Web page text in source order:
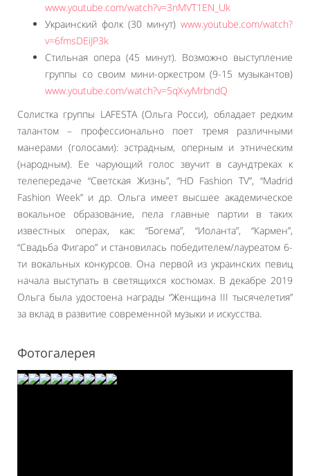
www.youtube.com/watch?v=3nMVT1EN_Uk
Украинский фолк (30 минут) www.youtube.com/watch?
v=6fmsDEiJP3k
Стильная опера (45 минут). Возможно выступление
группы со своим мини-оркестром (9-15 музыкантов)
www.youtube.com/watch?v=5qXvyMrbndQ
Солистка группы LAFESTA (Ольга Росси), обладает редким
талантом – профессионально поет тремя различными
манерами (голосами): эстрадным, оперным и этническим
(народным). Ее чарующий голос звучит в саундтреках к
телепередаче “Светская Жизнь”, “HD Fashion TV”, “Madrid
Fashion Week” и др. Ольга имеет высшее академическое
вокальное образование, пела главные партии в таких
известных операх, как: “Богема”, “Иоланта”, “Кармен”,
“Свадьба Фигаро” и становилась победителем/лауреатом 6-
ти вокальных конкурсов. Она первой из украинских певиц
начала выступать в светящихся костюмах. В декабре 2019
Ольга была удостоена награды “Женщина III тысячелетия”
за вклад в развитие современной музыки и искусства.
Фотогалерея